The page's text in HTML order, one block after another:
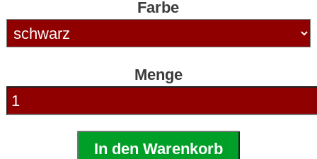
Farbe
Menge
In den Warenkorb